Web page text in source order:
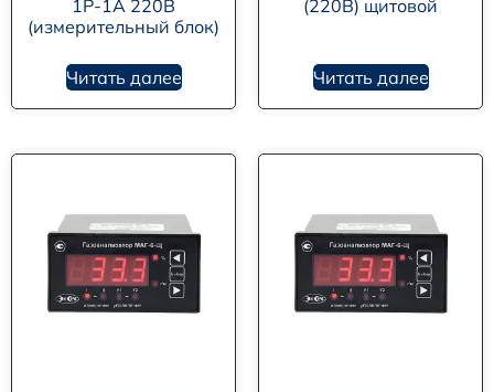
1Р-1А 220В
(измерительный блок)
Читать далее
(220В) щитовой
Читать далее